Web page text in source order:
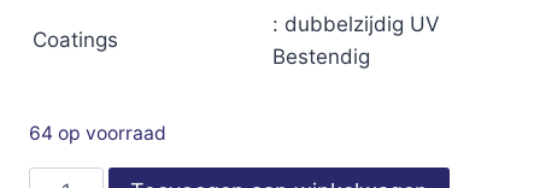
Coatings
: dubbelzijdig UV
Bestendig
64 op voorraad
LR1000